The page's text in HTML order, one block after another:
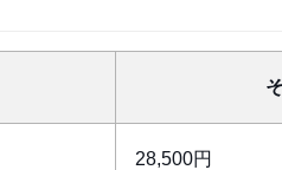
28,500円